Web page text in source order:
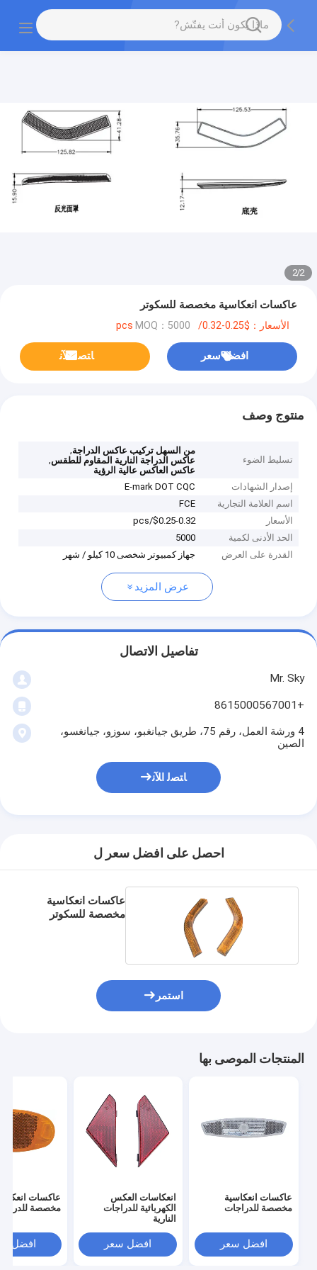
2
/
2
عاكسات انعكاسية مخصصة للسكوتر
الأسعار：$0.25-0.32/pcs MOQ：5000
افضل سعر ﺎﺘﺼﻟ ﺍﻶﻧ
منتوج وصف
تسليط الضوء
من السهل تركيب عاكس الدراجة,
عاكس الدراجة النارية المقاوم للطقس,
عاكس العاكس عالية الرؤية
إصدار الشهادات
E-mark DOT CQC
اسم العلامة التجارية
FCE
الأسعار
$0.25-0.32/pcs
الحد الأدنى لكمية
5000
القدرة على العرض
جهاز كمبيوتر شخصى 10 كيلو / شهر
عرض المزيد
تفاصيل الاتصال
Mr. Sky
+8615000567001
4 ورشة العمل، رقم 75، طريق جيانغبو، سوزو، جيانغسو،
الصين
ﺎﺘﺼﻟ ﺍﻶﻧ
احصل على افضل سعر ل
عاكسات انعكاسية
مخصصة للسكوتر
استمر
المنتجات الموصى بها
عاكسات انعكاسية
مخصصة للدراجات
افضل سعر
انعكاسات العكس
الكهربائية للدراجات
النارية
افضل سعر
عاكسات
مخصصة
افضل